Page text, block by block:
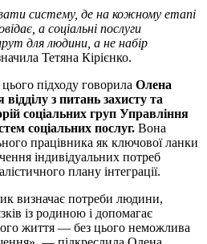
систему, де на кожному етапі
а соціальні послуги
для людини, а не набір
Тетяна Кірієнко.
підходу говорила Олена
з питань захисту та
соціальних груп Управління
соціальних послуг. Вона
працівника як ключової ланки
індивідуальних потреб
плану інтеграції.
визначає потреби людини,
із родиною і допомагає
життя — без цього неможлива